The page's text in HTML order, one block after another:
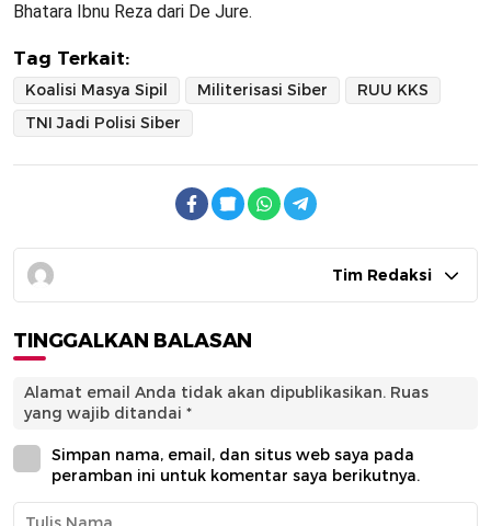
Bhatara Ibnu Reza dari De Jure.
Tag Terkait:
Koalisi Masya Sipil Militerisasi Siber
RUU KKS
TNI Jadi Polisi Siber
Tim Redaksi
TINGGALKAN BALASAN
Alamat email Anda tidak akan dipublikasikan. Ruas
yang wajib ditandai *
Simpan nama, email, dan situs web saya pada
peramban ini untuk komentar saya berikutnya.